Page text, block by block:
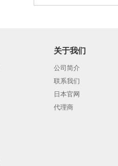
关于我们
公司简介
联系我们
日本官网
代理商